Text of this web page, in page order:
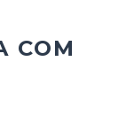
COM